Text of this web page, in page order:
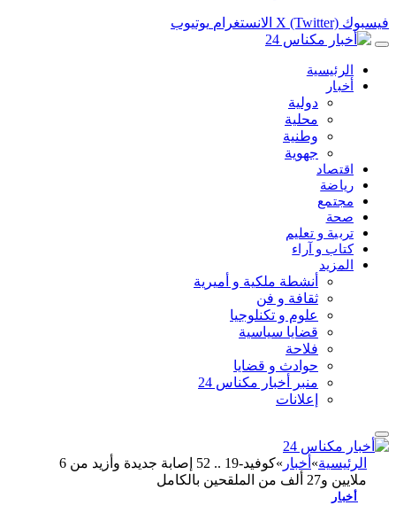
فيسبوك X (Twitter) الانستغرام يوتيوب
الرئيسية
أخبار
دولية
محلية
وطنية
جهوية
اقتصاد
رياضة
مجتمع
صحة
تربية و تعليم
كتاب و آراء
المزيد
أنشطة ملكية و أميرية
ثقافة و فن
علوم و تكنلوجيا
قضايا سياسية
فلاحة
حوادث و قضايا
منبر أخبار مكناس 24
إعلانات
الرئيسية» أخبار »
كوفيد-19 .. 52 إصابة جديدة وأزيد من 6
ملايين و27 ألف من الملقحين بالكامل
أخبار